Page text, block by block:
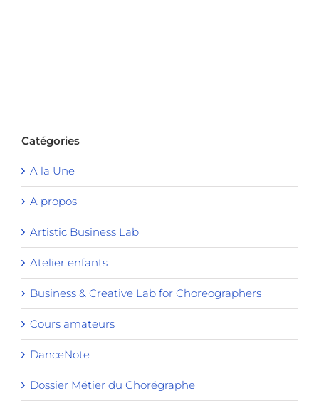
Catégories
A la Une
A propos
Artistic Business Lab
Atelier enfants
Business & Creative Lab for Choreographers
Cours amateurs
DanceNote
Dossier Métier du Chorégraphe